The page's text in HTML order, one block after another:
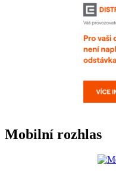
Mobilní rozhlas